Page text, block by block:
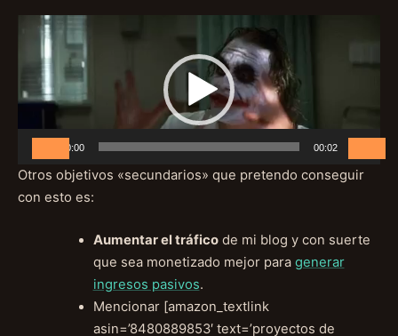
Reproductor
vídeo
00:00 00:02
Otros objetivos «secundarios» que pretendo conseguir
con esto es:
Aumentar el tráficode mi blog y con suerte
que sea monetizado mejor para generar
ingresos pasivos.
Mencionar [amazon_textlink
asin=’8480889853′ text=’proyectos de